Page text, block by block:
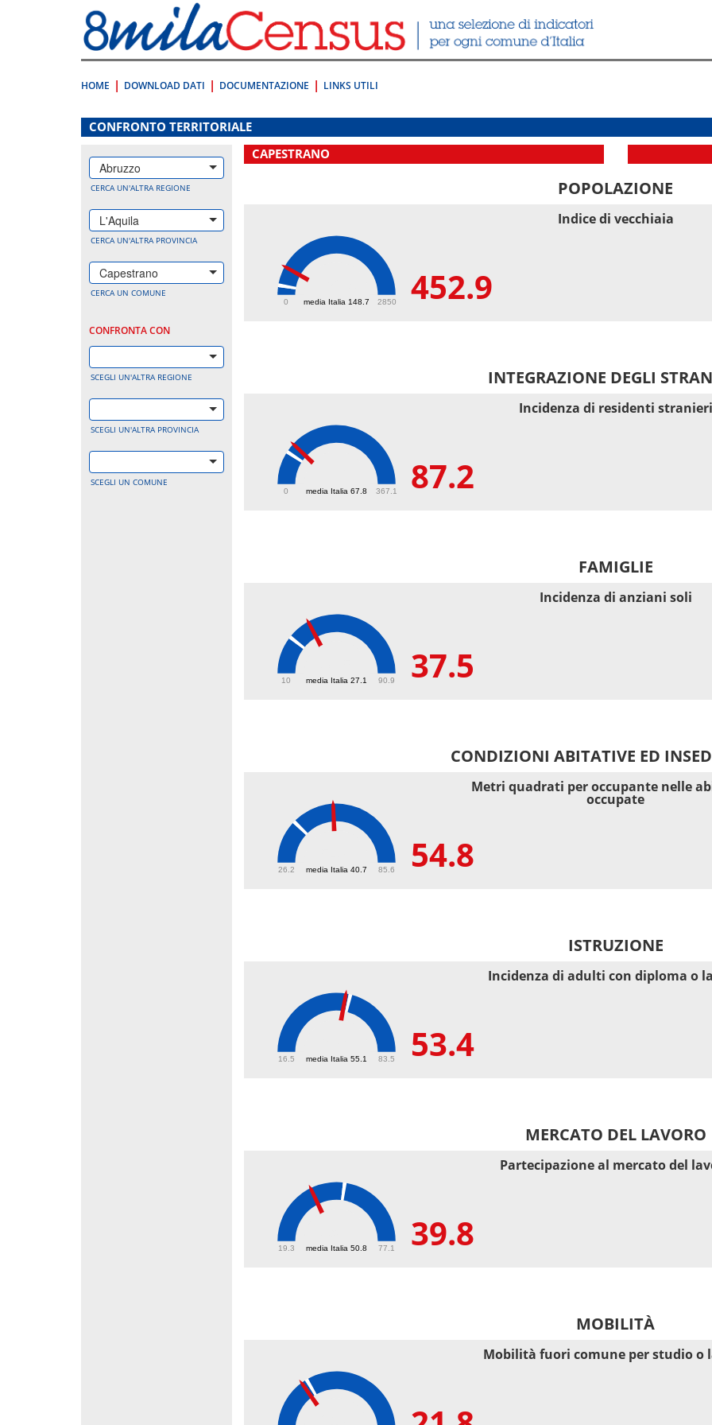
direttamente
a:
Contenuto
HOME DOWNLOAD DATI DOCUMENTAZIONE LINKS UTILI
.
CONFRONTO TERRITORIALE
Abruzzo
CERCA UN'ALTRA REGIONE
L'Aquila
CERCA UN'ALTRA PROVINCIA
Capestrano
CERCA UN COMUNE
CONFRONTA CON
SCEGLI UN'ALTRA REGIONE
SCEGLI UN'ALTRA PROVINCIA
SCEGLI UN COMUNE
CAPESTRANO
POPOLAZIONE
media Italia 148.7
0 2850 452.9
Indice di vecchiaia
INTEGRAZIONE DEGLI
media Italia 67.8
0 367.1 87.2
Incidenza di residenti stranieri
FAMIGLIE
media Italia 27.1
10 90.9 37.5
Incidenza di anziani soli
CONDIZIONI ABITATIVE ED
media Italia 40.7
26.2 85.6 54.8
Metri quadrati per occupante nelle
occupate
ISTRUZIONE
media Italia 55.1
16.5 83.5 53.4
Incidenza di adulti con diploma o
MERCATO DEL LAVORO
media Italia 50.8
19.3 77.1 39.8
Partecipazione al mercato del
MOBILITÀ
Mobilità fuori comune per studio o